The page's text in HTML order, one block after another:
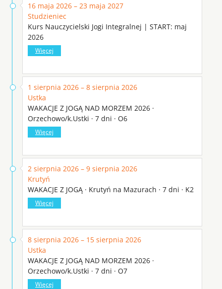
16 maja 2026 – 23 maja 2027
Studzieniec
Kurs Nauczycielski Jogi Integralnej | START: maj
2026
Więcej
1 sierpnia 2026 – 8 sierpnia 2026
Ustka
WAKACJE Z JOGĄ NAD MORZEM 2026 ·
Orzechowo/k.Ustki · 7 dni · O6
Więcej
2 sierpnia 2026 – 9 sierpnia 2026
Krutyń
WAKACJE Z JOGĄ · Krutyń na Mazurach · 7 dni · K2
Więcej
8 sierpnia 2026 – 15 sierpnia 2026
Ustka
WAKACJE Z JOGĄ NAD MORZEM 2026 ·
Orzechowo/k.Ustki · 7 dni · O7
Więcej